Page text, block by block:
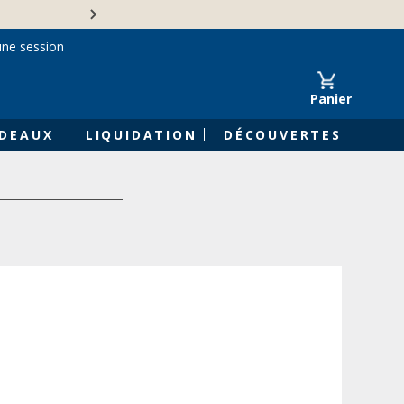
Panier
LIQUIDATION DÉCOUVERTES
session